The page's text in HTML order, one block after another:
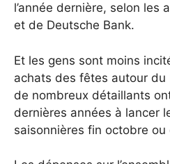
l’année dernière, selon les
et de Deutsche Bank.
Et les gens sont moins
achats des fêtes autour du
de nombreux détaillants
dernières années à lancer
saisonnières fin octobre